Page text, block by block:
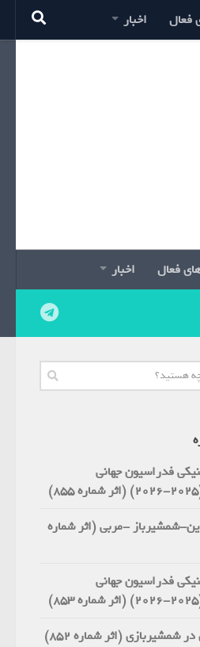
فعال اخبار
فعال اخبار
فدراسیون جهانی
شمشیرباز -مربی (اثر شماره
فدراسیون جهانی
شمشیربازی (اثر شماره 852)